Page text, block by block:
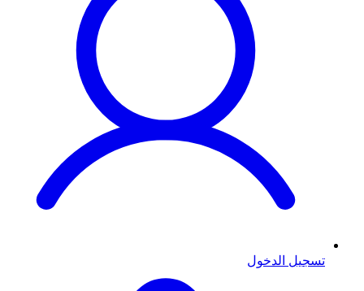
تسجيل الدخول